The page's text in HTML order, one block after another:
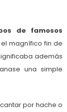
de famosos
magnífico fin de
además
una simple
cantar por hache o